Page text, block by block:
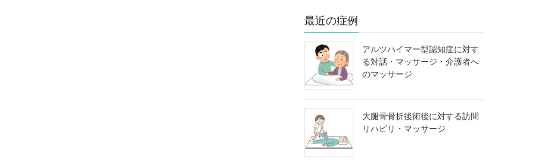
最近の症例
アルツハイマー型認知症に対す
る対話・マッサージ・介護者へ
のマッサージ
大腿骨骨折後術後に対する訪問
リハビリ・マッサージ